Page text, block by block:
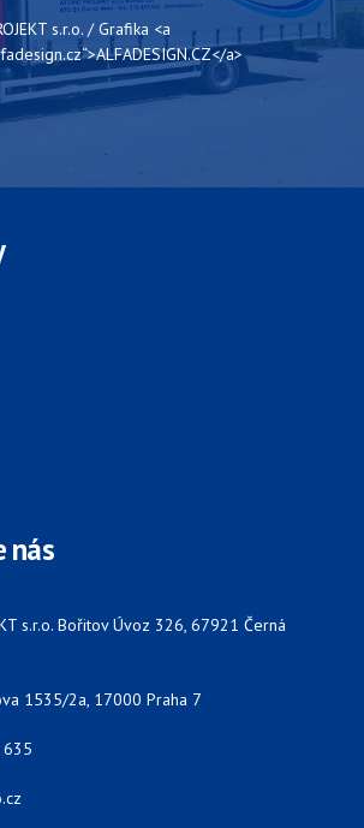
s.r.o. / Grafika <a
a>
nás
s.r.o. Bořitov Úvoz 326, 67921 Černá
1535/2a, 17000 Praha 7